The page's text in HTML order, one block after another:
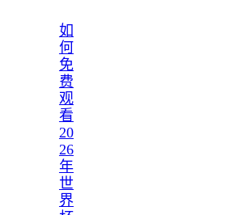
如
何
免
费
观
看
20
26
年
世
界